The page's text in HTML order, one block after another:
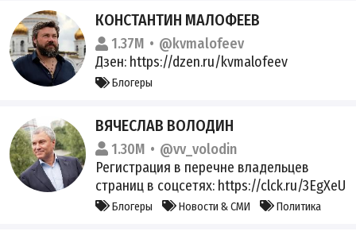
f937aaef3 @ssempaai
КОНСТАНТИН МАЛОФЕЕВ
1.37M
@kvmalofeev
Дзен: https://dzen.ru/kvmalofeev
Блогеры
ВЯЧЕСЛАВ ВОЛОДИН
1.30M
@vv_volodin
Регистрация в перечне владельцев
страниц в соцсетях: https://clck.ru/3EgXeU
Блогеры Новости & СМИ Политика